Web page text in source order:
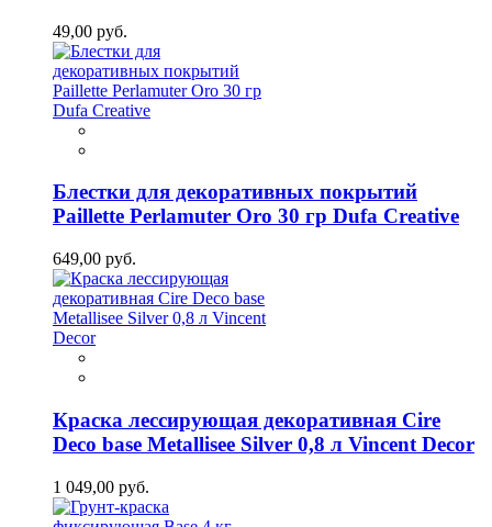
49,00 руб.
Блестки для декоративных покрытий
Paillette Perlamuter Oro 30 гр Dufa Creative
649,00 руб.
Краска лессирующая декоративная Cire
Deco base Metallisee Silver 0,8 л Vincent Decor
1 049,00 руб.